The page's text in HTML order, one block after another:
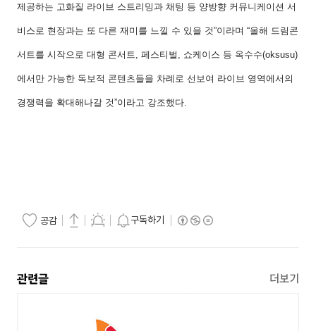
제공하는 고화질 라이브 스트리밍과 채팅 등 양방향 커뮤니케이션 서
비스로 현장과는 또 다른 재미를 느낄 수 있을 것”이라며 “올해 드림콘
서트를 시작으로 대형 콘서트, 페스티벌, 쇼케이스 등 옥수수(oksusu)
에서만 가능한 독보적 콘텐츠들을 차례로 선보여 라이브 영역에서의
경쟁력을 확대해나갈 것”이라고 강조했다.
공감 구독하기
관련글 더보기